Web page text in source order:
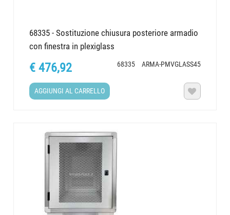
68335 - Sostituzione chiusura posteriore armadio
con finestra in plexiglass
68335 ARMA-PMVGLASS45
€ 476,92
AGGIUNGI AL CARRELLO 